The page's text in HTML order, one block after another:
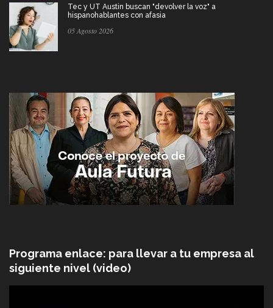
Tec y UT Austin buscan "devolver la voz" a
hispanohablantes con afasia
05 Agosto 2026
Programa enlace: para llevar a tu empresa al
siguiente nivel (video)